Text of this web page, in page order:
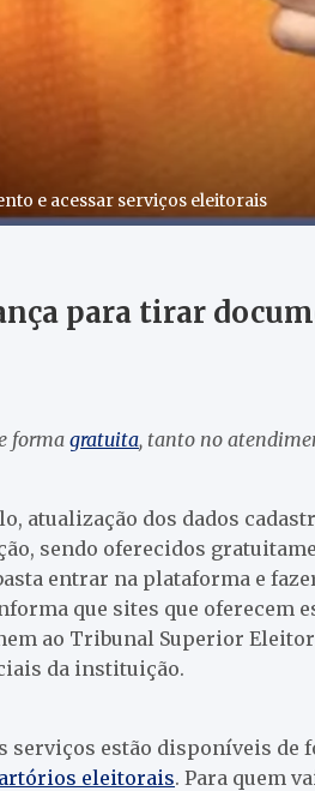
e acessar serviços eleitorais
para tirar
forma gratuita, tanto no
atualização dos dados
sendo oferecidos
entrar na plataforma e
que sites que oferecem
ao Tribunal Superior
da instituição.
serviços estão disponíveis de
eleitorais. Para quem